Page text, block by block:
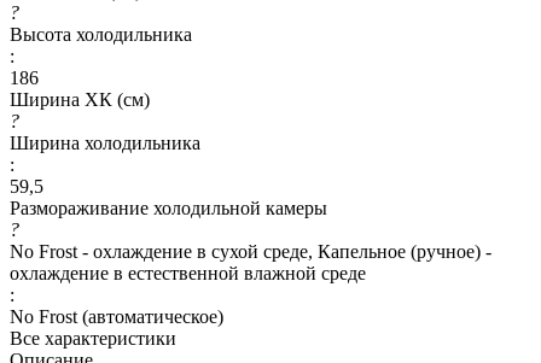
?
Высота холодильника
:
186
Ширина ХК (см)
?
Ширина холодильника
:
59,5
Размораживание холодильной камеры
?
No Frost - охлаждение в сухой среде, Капельное (ручное) -
охлаждение в естественной влажной среде
:
No Frost (автоматическое)
Все характеристики